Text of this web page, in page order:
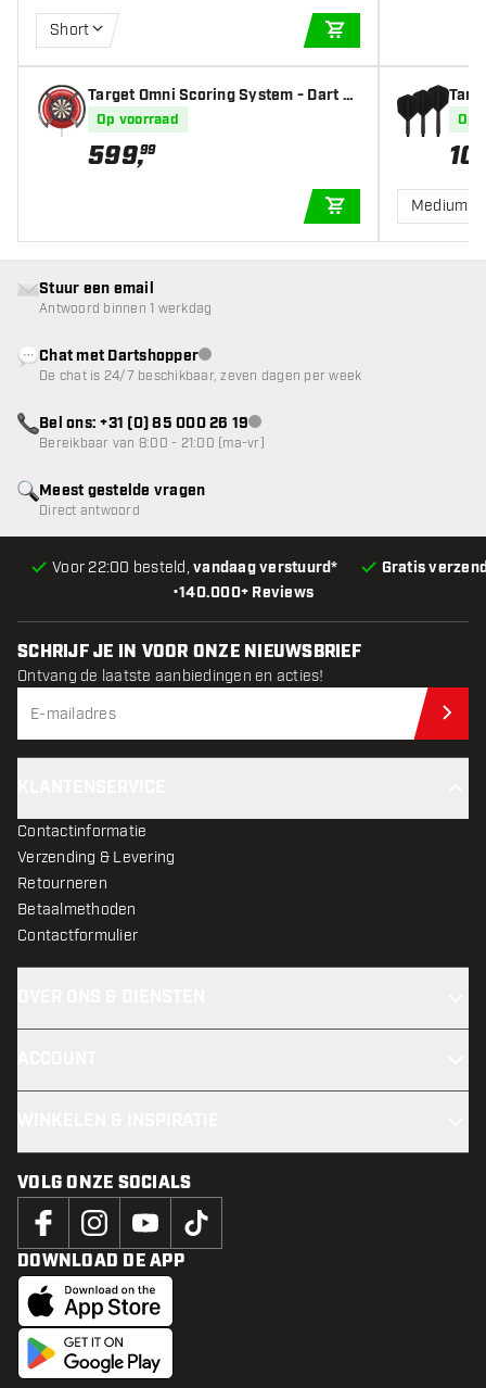
Short
Target Omni Scoring System - Dart S
coreboard
Op voorraad
599,99
IN WINKELWAGEN
Op
10
Medium
•140.000+ Reviews
Voor 22:00 besteld,vandaag verstuurd* Gratis
Meest gestelde vragen
Direct antwoord
Stuur een email
Antwoord binnen 1 werkdag
Chat met Dartshopperklantenservice niet beschikbaar
De chat is 24/7 beschikbaar, zeven dagen per week
Bel ons: +31 (0) 85 000 26 19klantenservice niet beschikbaar
Bereikbaar van 8:00 - 21:00 (ma-vr)
SCHRIJF JE IN VOOR ONZE NIEUWSBRIEF
Ontvang de laatste aanbiedingen en acties!
Contactinformatie
Verzending & Levering
Retourneren
Betaalmethoden
Contactformulier
VOLG ONZE SOCIALS
DOWNLOAD DE APP